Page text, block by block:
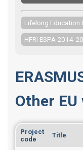
Lifelong Education
HFRI ESPA 2014-
Other
Project
code
Title